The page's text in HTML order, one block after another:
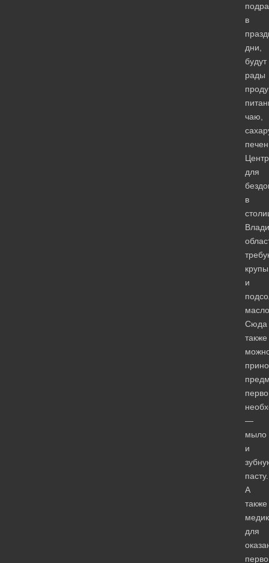
в
дни,
будут
рады
чаю,
для
в
крупы
и
Сюда
также
—
мыло
и
пасту.
А
также
для